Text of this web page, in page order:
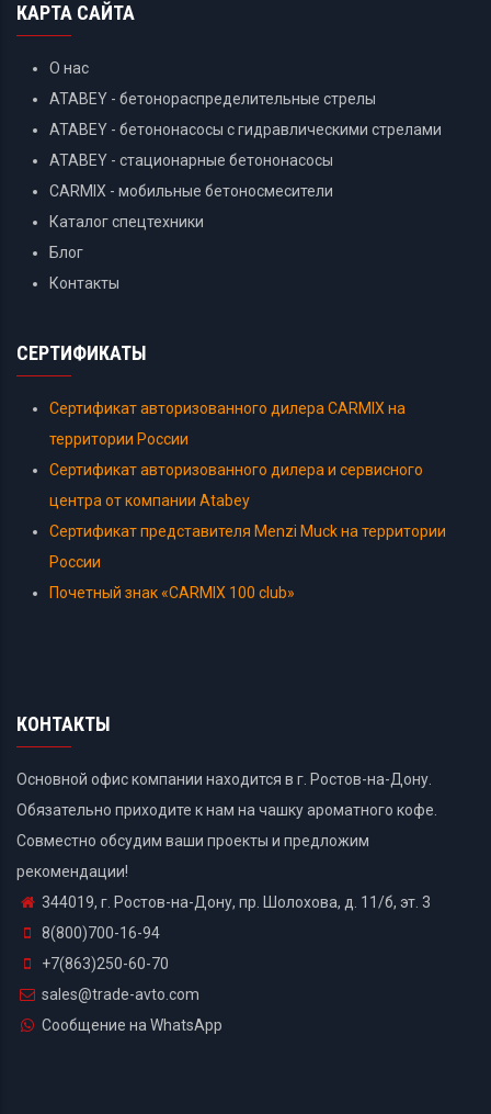
КАРТА САЙТА
О нас
ATABEY - бетонораспределительные стрелы
ATABEY - бетононасосы с гидравлическими стрелами
ATABEY - стационарные бетононасосы
CARMIX - мобильные бетоносмесители
Каталог спецтехники
Блог
Контакты
СЕРТИФИКАТЫ
Сертификат авторизованного дилера CARMIX на
территории России
Сертификат авторизованного дилера и сервисного
центра от компании Atabey
Сертификат представителя Menzi Muck на территории
России
Почетный знак «CARMIX 100 club»
КОНТАКТЫ
Основной офис компании находится в г. Ростов-на-Дону.
Обязательно приходите к нам на чашку ароматного кофе.
Совместно обсудим ваши проекты и предложим
рекомендации!
344019, г. Ростов-на-Дону, пр. Шолохова, д. 11/б, эт. 3
8(800)700-16-94
+7(863)250-60-70
sales@trade-avto.com
Сообщение на WhatsApp